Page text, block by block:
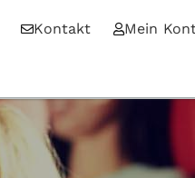
Kontakt Mein